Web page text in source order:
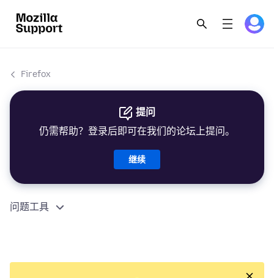
Firefox
提问
仍需帮助？登录后即可在我们的论坛上提问。
继续
问题工具